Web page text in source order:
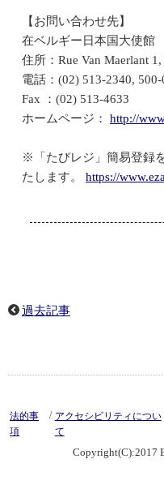
【お問い合わせ先】
在ベルギー日本国大使館
住所：Rue Van Maerlant
電話：(02) 513-2340, 500-
Fax ：(02) 513-4633
ホームページ： http://
※「たびレジ」簡易登録
たします。 https://
過去記事
法的事
項
/ アクセシビリティについ
て
Copyright(C):2017